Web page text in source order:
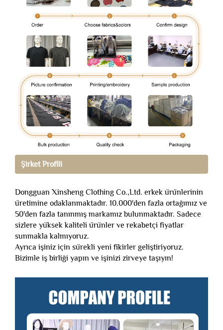
Şirket Profili
Dongguan Xinsheng Clothing Co.,Ltd. erkek ürünlerinin
üretimine odaklanmaktadır. 10.000'den fazla ortağımız ve
50'den fazla tanınmış markamız bulunmaktadır. Sadece
sizlere yüksek kaliteli ürünler ve rekabetçi fiyatlar
sunmakla kalmıyoruz.
Ayrıca işiniz için sürekli yeni fikirler geliştiriyoruz.
Bizimle iş birliği yapın ve işinizi zirveye taşıyın!